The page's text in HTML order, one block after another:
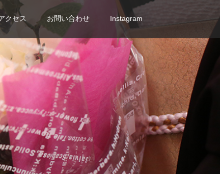
クセス お問い合わせ Instagram